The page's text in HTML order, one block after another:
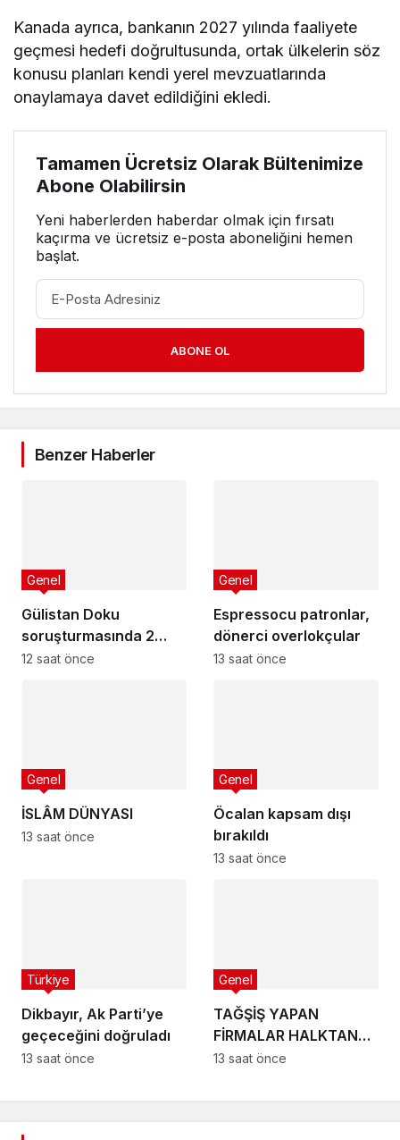
Kanada ayrıca, bankanın 2027 yılında faaliyete
geçmesi hedefi doğrultusunda, ortak ülkelerin söz
konusu planları kendi yerel mevzuatlarında
onaylamaya davet edildiğini ekledi.
Tamamen Ücretsiz Olarak Bültenimize
Abone Olabilirsin
Yeni haberlerden haberdar olmak için fırsatı
kaçırma ve ücretsiz e-posta aboneliğini hemen
başlat.
ABONE OL
Benzer Haberler
Gülistan Doku
soruşturmasında 2
dalgıç tutuklandı
Genel
12 saat önce
Espressocu patronlar,
dönerci overlokçular
Genel
13 saat önce
İSLÂM DÜNYASI
Genel
13 saat önce
Öcalan kapsam dışı
bırakıldı
Genel
13 saat önce
Dikbayır, Ak Parti’ye
geçeceğini doğruladı
Türkiye
13 saat önce
TAĞŞİŞ YAPAN
FİRMALAR HALKTAN
ÖZÜR DİLEMELİ!
Genel
13 saat önce